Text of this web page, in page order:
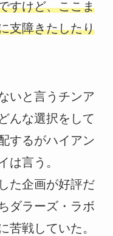
すけど、ここま
支障きたしたり
いと言うチンア
んな選択をして
するがハイアン
は言う。
た企画が好評だ
ダラーズ・ラボ
苦戦していた。